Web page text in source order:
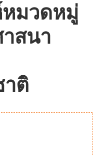
หมวดหมู่
สนา
ติ